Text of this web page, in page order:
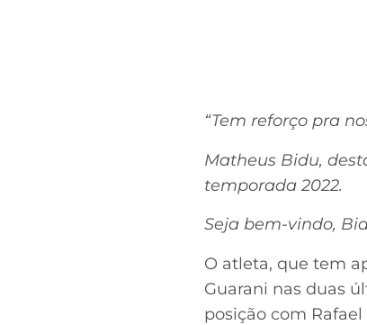
“Tem reforço pra
Matheus Bidu,
temporada 2022.
Seja bem-vindo,
O atleta, que tem
Guarani nas duas
posição com